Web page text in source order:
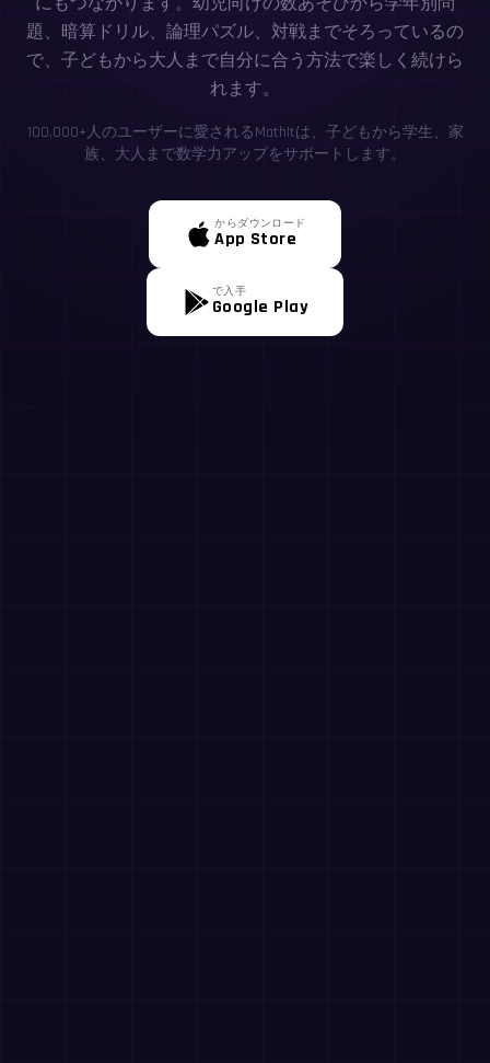
題、暗算ドリル、論理パズル、対戦までそろっているの
で、子どもから大人まで自分に合う方法で楽しく続けら
れます。
100,000+人のユーザーに愛されるMathItは、子どもから学生、家
族、大人まで数学力アップをサポートします。
からダウンロード
App Store
で入手
Google Play